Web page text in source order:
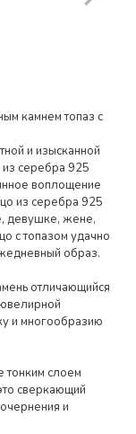
камнем топаз с
и изысканной
серебра 925
воплощение
из серебра 925
девушке, жене,
с топазом удачно
образ.
отличающийся
и многообразию
тонким слоем
сверкающий
и